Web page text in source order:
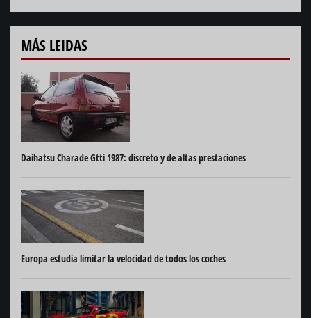
MÁS LEIDAS
Daihatsu Charade Gtti 1987: discreto y de altas prestaciones
Europa estudia limitar la velocidad de todos los coches